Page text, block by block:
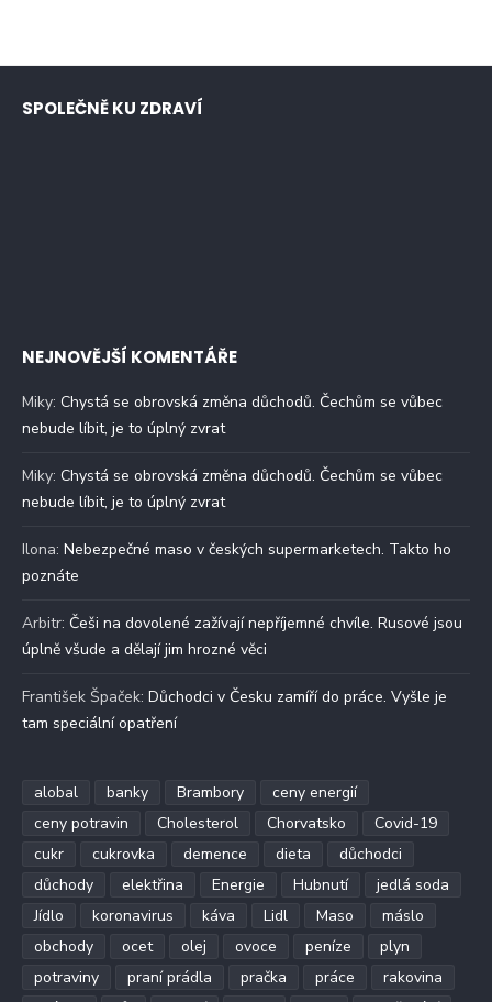
SPOLEČNĚ KU ZDRAVÍ
NEJNOVĚJŠÍ KOMENTÁŘE
Miky: Chystá se obrovská změna důchodů. Čechům se vůbec
nebude líbit, je to úplný zvrat
Miky: Chystá se obrovská změna důchodů. Čechům se vůbec
nebude líbit, je to úplný zvrat
Ilona: Nebezpečné maso v českých supermarketech. Takto ho
poznáte
Arbitr: Češi na dovolené zažívají nepříjemné chvíle. Rusové jsou
úplně všude a dělají jim hrozné věci
František Špaček: Důchodci v Česku zamíří do práce. Vyšle je
tam speciální opatření
alobal banky Brambory
ceny energií
ceny potravin
Cholesterol Chorvatsko
Covid-19
cukr
cukrovka demence dieta
důchodci
důchody
elektřina Energie Hubnutí
jedlá soda
Jídlo
koronavirus káva Lidl Maso
máslo
obchody
ocet olej ovoce peníze
plyn
potraviny
praní prádla pračka práce
rakovina